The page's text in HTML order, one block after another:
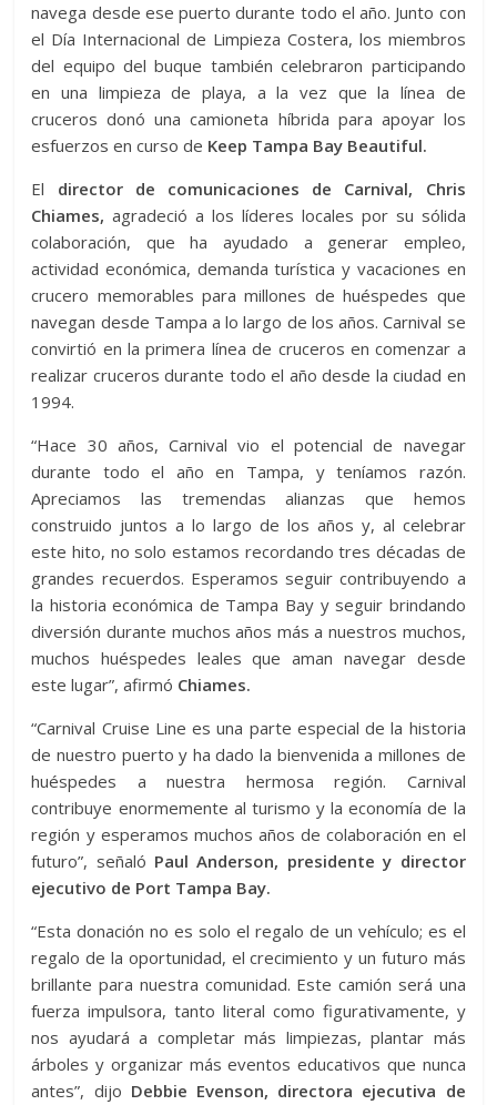
navega desde ese puerto durante todo el año. Junto con
el Día Internacional de Limpieza Costera, los miembros
del equipo del buque también celebraron participando
en una limpieza de playa, a la vez que la línea de
cruceros donó una camioneta híbrida para apoyar los
esfuerzos en curso de Keep Tampa Bay Beautiful.
El director de comunicaciones de Carnival, Chris
Chiames, agradeció a los líderes locales por su sólida
colaboración, que ha ayudado a generar empleo,
actividad económica, demanda turística y vacaciones en
crucero memorables para millones de huéspedes que
navegan desde Tampa a lo largo de los años. Carnival se
convirtió en la primera línea de cruceros en comenzar a
realizar cruceros durante todo el año desde la ciudad en
1994.
“Hace 30 años, Carnival vio el potencial de navegar
durante todo el año en Tampa, y teníamos razón.
Apreciamos las tremendas alianzas que hemos
construido juntos a lo largo de los años y, al celebrar
este hito, no solo estamos recordando tres décadas de
grandes recuerdos. Esperamos seguir contribuyendo a
la historia económica de Tampa Bay y seguir brindando
diversión durante muchos años más a nuestros muchos,
muchos huéspedes leales que aman navegar desde
este lugar”, afirmó Chiames.
“Carnival Cruise Line es una parte especial de la historia
de nuestro puerto y ha dado la bienvenida a millones de
huéspedes a nuestra hermosa región. Carnival
contribuye enormemente al turismo y la economía de la
región y esperamos muchos años de colaboración en el
futuro”, señaló Paul Anderson, presidente y director
ejecutivo de Port Tampa Bay.
“Esta donación no es solo el regalo de un vehículo; es el
regalo de la oportunidad, el crecimiento y un futuro más
brillante para nuestra comunidad. Este camión será una
fuerza impulsora, tanto literal como figurativamente, y
nos ayudará a completar más limpiezas, plantar más
árboles y organizar más eventos educativos que nunca
antes”, dijo Debbie Evenson, directora ejecutiva de